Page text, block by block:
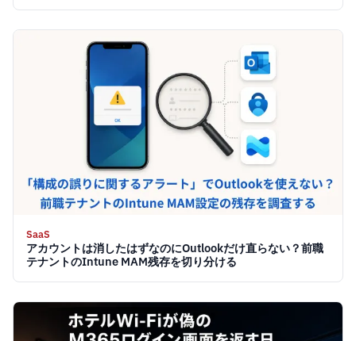
SaaS
アカウントは消したはずなのにOutlookだけ直らない？前職
テナントのIntune MAM残存を切り分ける